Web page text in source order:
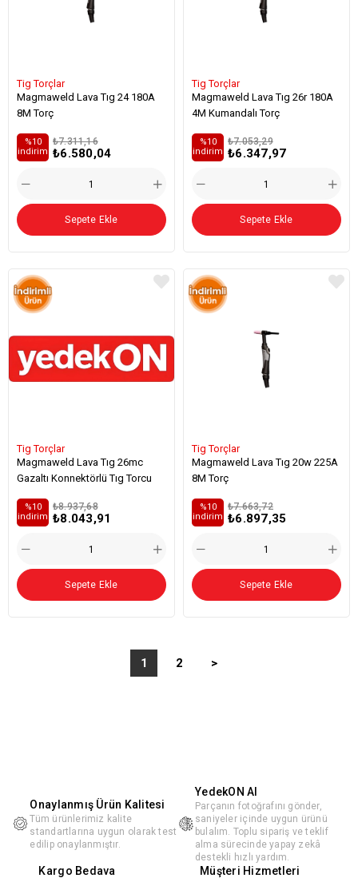
Tig Torçlar
Magmaweld Lava Tıg 24 180A
8M Torç
₺6.580,04
₺7.311,16
%10
i̇ndirim
Sepete Ekle
Tig Torçlar
Magmaweld Lava Tıg 26r 180A
4M Kumandalı Torç
₺6.347,97
₺7.053,29
%10
i̇ndirim
Sepete Ekle
Tig Torçlar
Magmaweld Lava Tıg 26mc
Gazaltı Konnektörlü Tıg Torcu
₺8.043,91
₺8.937,68
%10
i̇ndirim
Sepete Ekle
Tig Torçlar
Magmaweld Lava Tıg 20w 225A
8M Torç
₺6.897,35
₺7.663,72
%10
i̇ndirim
Sepete Ekle
1 2 >
Onaylanmış Ürün Kalitesi
Tüm ürünlerimiz kalite
standartlarına uygun olarak test
edilip onaylanmıştır.
YedekON AI
Parçanın fotoğrafını gönder,
saniyeler içinde uygun ürünü
bulalım. Toplu sipariş ve teklif
alma sürecinde yapay zekâ
destekli hızlı yardım.
Kargo Bedava Müşteri Hizmetleri